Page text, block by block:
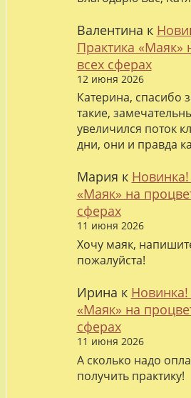
Валентина к
Практика «Маяк»
всех сферах
12 июня 2026
Катерина, спасибо
такие,
увеличился поток
дни, они и правда
Мария к
«Маяк» на
сферах
11 июня 2026
Хочу маяк,
пожалуйста!
Ирина к Новинка!
«Маяк» на
сферах
11 июня 2026
А сколько надо
получить практику!